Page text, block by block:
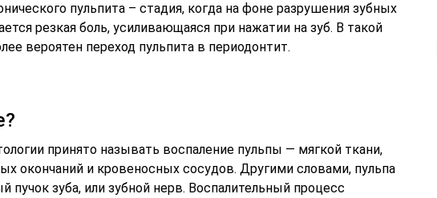
пульпита – стадия, когда на фоне разрушения зубных
резкая боль, усиливающаяся при нажатии на зуб. В такой
вероятен переход пульпита в периодонтит.
принято называть воспаление пульпы — мягкой ткани,
окончаний и кровеносных сосудов. Другими словами, пульпа
пучок зуба, или зубной нерв. Воспалительный процесс